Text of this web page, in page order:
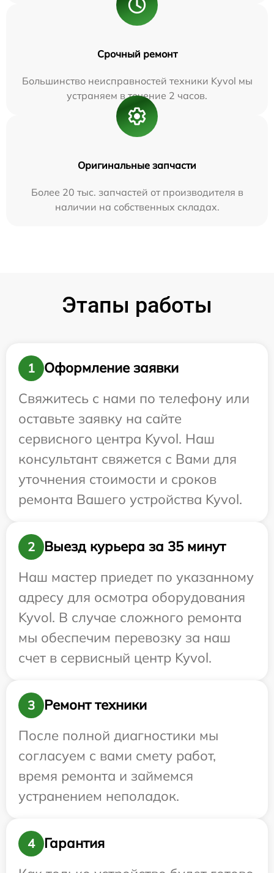
Срочный ремонт
Большинство неисправностей техники Kyvol мы
устраняем в течение 2 часов.
Оригинальные запчасти
Более 20 тыс. запчастей от производителя в
наличии на собственных складах.
Этапы работы
1
Оформление заявки
Свяжитесь с нами по телефону или
оставьте заявку на сайте
сервисного центра Kyvol. Наш
консультант свяжется с Вами для
уточнения стоимости и сроков
ремонта Вашего устройства Kyvol.
2
Выезд курьера за 35 минут
Наш мастер приедет по указанному
адресу для осмотра оборудования
Kyvol. В случае сложного ремонта
мы обеспечим перевозку за наш
счет в сервисный центр Kyvol.
3
Ремонт техники
После полной диагностики мы
согласуем с вами смету работ,
время ремонта и займемся
устранением неполадок.
4
Гарантия